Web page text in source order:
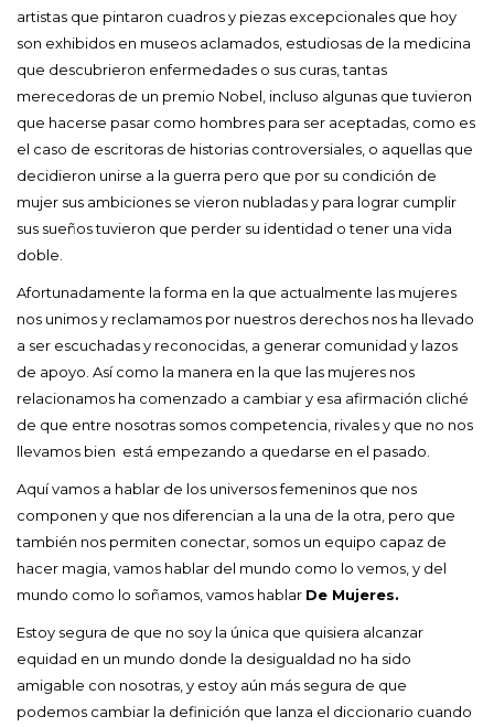
artistas que pintaron cuadros y piezas excepcionales que hoy
son exhibidos en museos aclamados, estudiosas de la medicina
que descubrieron enfermedades o sus curas, tantas
merecedoras de un premio Nobel, incluso algunas que tuvieron
que hacerse pasar como hombres para ser aceptadas, como es
el caso de escritoras de historias controversiales, o aquellas que
decidieron unirse a la guerra pero que por su condición de
mujer sus ambiciones se vieron nubladas y para lograr cumplir
sus sueños tuvieron que perder su identidad o tener una vida
doble.
Afortunadamente la forma en la que actualmente las mujeres
nos unimos y reclamamos por nuestros derechos nos ha llevado
a ser escuchadas y reconocidas, a generar comunidad y lazos
de apoyo. Así como la manera en la que las mujeres nos
relacionamos ha comenzado a cambiar y esa afirmación cliché
de que entre nosotras somos competencia, rivales y que no nos
llevamos bien está empezando a quedarse en el pasado.
Aquí vamos a hablar de los universos femeninos que nos
componen y que nos diferencian a la una de la otra, pero que
también nos permiten conectar, somos un equipo capaz de
hacer magia, vamos hablar del mundo como lo vemos, y del
mundo como lo soñamos, vamos hablar De Mujeres.
Estoy segura de que no soy la única que quisiera alcanzar
equidad en un mundo donde la desigualdad no ha sido
amigable con nosotras, y estoy aún más segura de que
podemos cambiar la definición que lanza el diccionario cuando